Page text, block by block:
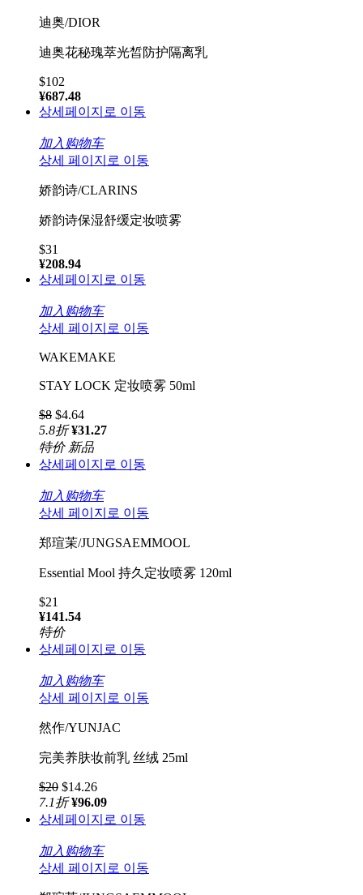
迪奥/DIOR
迪奥花秘瑰萃光皙防护隔离乳
$102
¥687.48
상세페이지로 이동
加入购物车
상세 페이지로 이동
娇韵诗/CLARINS
娇韵诗保湿舒缓定妆喷雾
$31
¥208.94
상세페이지로 이동
加入购物车
상세 페이지로 이동
WAKEMAKE
STAY LOCK 定妆喷雾 50ml
$8 $4.64
5.8折 ¥31.27
特价 新品
상세페이지로 이동
加入购物车
상세 페이지로 이동
郑瑄茉/JUNGSAEMMOOL
Essential Mool 持久定妆喷雾 120ml
$21
¥141.54
特价
상세페이지로 이동
加入购物车
상세 페이지로 이동
然作/YUNJAC
完美养肤妆前乳 丝绒 25ml
$20 $14.26
7.1折 ¥96.09
상세페이지로 이동
加入购物车
상세 페이지로 이동